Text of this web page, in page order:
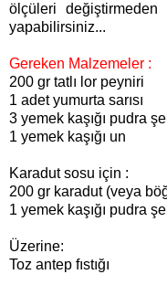
ölçüleri
yapabilirsiniz...
Gereken Malzemeler :
200 gr tatlı lor peyniri
1 adet yumurta sarısı
3 yemek kaşığı pudra
1 yemek kaşığı un
Karadut sosu için :
200 gr karadut (veya
1 yemek kaşığı pudra
Üzerine:
Toz antep fıstığı